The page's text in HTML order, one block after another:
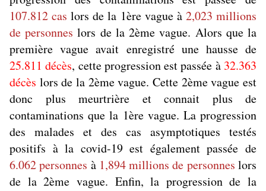
107.812 caslors de la 1ère vague à 2,023 millions
de personnes lors de la 2ème vague. Alors que la
première vague avait enregistré une hausse de
25.811 décès, cette progression est passée à 32.363
décès lors de la 2ème vague. Cette 2ème vague est
donc plus meurtrière et connait plus de
contaminations que la 1ère vague. La progression
des malades et des cas asymptotiques testés
positifs à la covid-19 est également passée de
6.062 personnes à 1,894 millions de personnes lors
de la 2ème vague. Enfin, la progression de la